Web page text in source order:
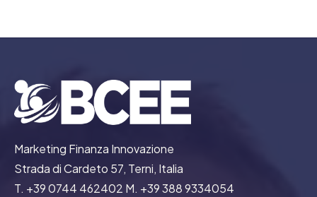
Marketing Finanza Innovazione
Strada di Cardeto 57, Terni, Italia
T. +39 0744 462402 M. +39 388 9334054